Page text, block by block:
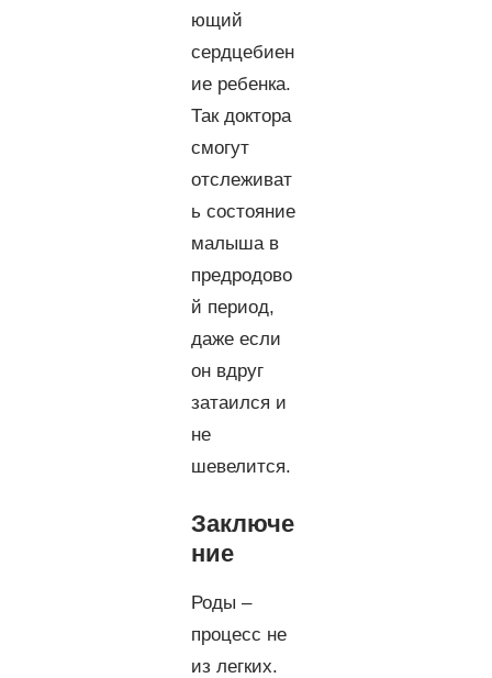
ющий
сердцебиен
ие ребенка.
Так доктора
смогут
отслеживат
ь состояние
малыша в
предродово
й период,
даже если
он вдруг
затаился и
не
шевелится.
Заключе
ние
Роды –
процесс не
из легких.